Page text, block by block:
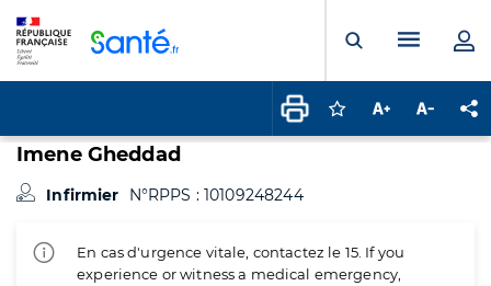
Ouvrir laMenu
Connectez-vous
Augmenter la
Imene Gheddad
Infirmier N°RPPS : 10109248244
En cas d'urgence vitale, contactez le 15. If you
experience or witness a medical emergency,